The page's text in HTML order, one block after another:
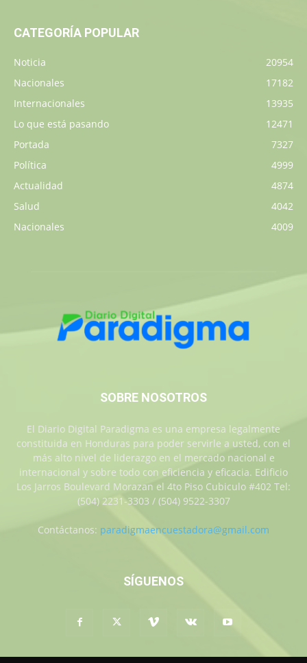
CATEGORÍA POPULAR
Noticia
20954
Nacionales
17182
Internacionales
13935
Lo que está pasando
12471
Portada
7327
Política
4999
Actualidad
4874
Salud
4042
Nacionales
4009
SOBRE NOSOTROS
El Diario Digital Paradigma es una empresa legalmente
constituida en Honduras para poder servirle a usted, con el
más alto nivel de liderazgo en el mercado nacional e
internacional y sobre todo con eficiencia y eficacia. Edificio
Los Jarros Boulevard Morazan el 4to Piso Cubiculo #402 Tel:
(504) 2231-3303 / (504) 9522-3307
Contáctanos: paradigmaencuestadora@gmail.com
SÍGUENOS